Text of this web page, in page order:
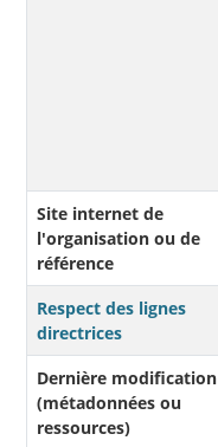
Site internet de
l'organisation ou de
référence
Respect des lignes
directrices
Dernière modification
(métadonnées ou
ressources)